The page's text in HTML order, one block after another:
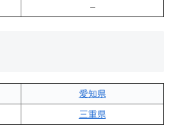
–
愛知県
三重県